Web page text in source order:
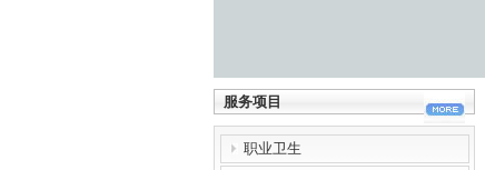
服务项目
职业卫生